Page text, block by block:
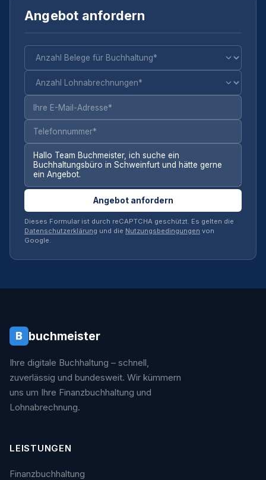
Angebot anfordern
Angebot anfordern
Dieses Formular ist durch reCAPTCHA geschützt. Es gelten die
Datenschutzerklärung und die Nutzungsbedingungen von
Google.
B buchmeister
Ihre digitale Buchhaltung – schnell,
zuverlässig und bundesweit. Wir kümmern
uns um Ihre Finanzbuchhaltung und
Lohnabrechnung.
LEISTUNGEN
Finanzbuchhaltung